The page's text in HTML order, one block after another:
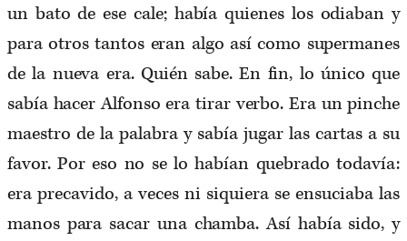
un bato de ese cale; había quienes los odiaban y
para otros tantos eran algo así como supermanes
de la nueva era. Quién sabe. En fin, lo único que
sabía hacer Alfonso era tirar verbo. Era un pinche
maestro de la palabra y sabía jugar las cartas a su
favor. Por eso no se lo habían quebrado todavía:
era precavido, a veces ni siquiera se ensuciaba las
manos para sacar una chamba. Así había sido, y